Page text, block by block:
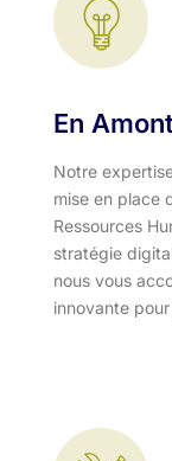
En
Notre
mise en place
Ressources
stratégie
nous vous
innovante